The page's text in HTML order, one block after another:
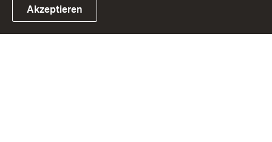
Akzeptieren